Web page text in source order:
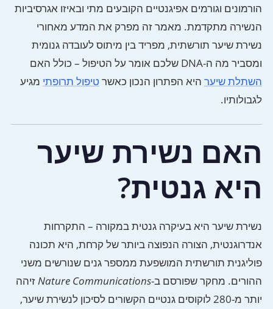
הורמונים וגורמים אפיגנטיים הקובעים מתי ובאיזו אגרסיביות
הנשירה מתקדמת. מאמר זה מפרק את המדע מאחורי
נשירת שיער תורשתית, מפריד בין מיתוס לעובדה גנומית
ומסביר מה ה-DNA שלכם אומר על הטיפול – כולל האם
השתלת שיער היא הפתרון הנכון כאשרטיפול תרופתי מגיע
לגבולותיו.
האם נשירת שיער
היא גנטית?
נשירת שיער היא בעיקרה גנטית במקורה – התקרחות
אנדרוגנטית, הצורה הנפוצה ביותר של קרחת, היא תכונה
פוליגנית תורשתית המושפעת ממספר גנים שנורשים משני
ההורים. מחקר שפורסם ב-Nature Communicationsזיהה
יותר מ-280 לוקוסים גנטיים הקשורים לסיכון לנשירת שיער,